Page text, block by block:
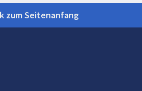
Brotschneidemaschi
n
zum Seitenanfang